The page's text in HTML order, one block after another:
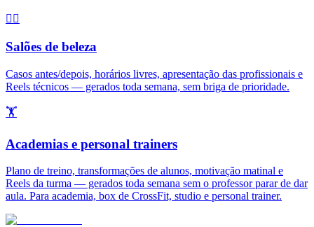
💇‍♀️
Salões de beleza
Casos antes/depois, horários livres, apresentação das profissionais e
Reels técnicos — gerados toda semana, sem briga de prioridade.
🏋️
Academias e personal trainers
Plano de treino, transformações de alunos, motivação matinal e
Reels da turma — gerados toda semana sem o professor parar de dar
aula. Para academia, box de CrossFit, studio e personal trainer.